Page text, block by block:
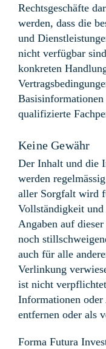
Rechtsgeschäfte
werden, dass die
und
nicht verfügbar
konkreten
qualifizierte
Keine Gewähr
Der Inhalt und die
werden
aller Sorgfalt wird
Vollständigkeit
Angaben auf
noch
auch für alle
Verlinkung
ist nicht
Informationen oder
entfernen oder als
Forma Futura